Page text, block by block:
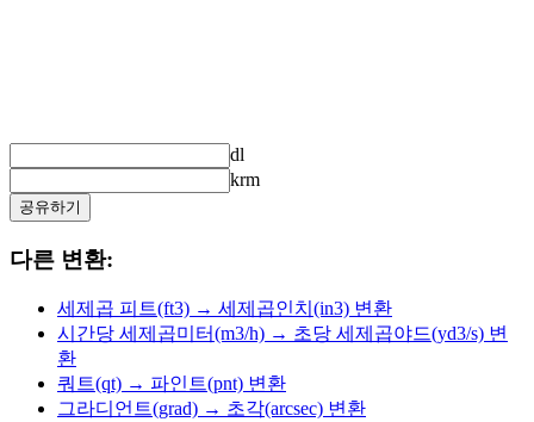
dl
krm
공유하기
다른 변환:
세제곱 피트(ft3) → 세제곱인치(in3) 변환
시간당 세제곱미터(m3/h) → 초당 세제곱야드(yd3/s) 변
환
쿼트(qt) → 파인트(pnt) 변환
그라디언트(grad) → 초각(arcsec) 변환